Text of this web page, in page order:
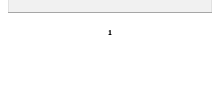
1